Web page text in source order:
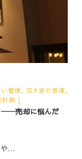
整理, 空き家の管理,
計画
──売却に悩んだ
や…